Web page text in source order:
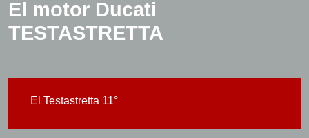
El motor Ducati
TESTASTRETTA
El Testastretta 11°